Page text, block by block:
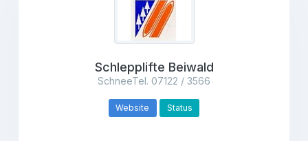
Schlepplifte Beiwald
SchneeTel. 07122 / 3566
Website Status